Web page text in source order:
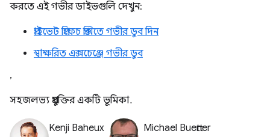
করতে এই গভীর ডাইভগুলি দেখুন:
প্রাইভেট প্রিফেচ প্রক্সিতে গভীর ডুব দিন
স্বাক্ষরিত এক্সচেঞ্জে গভীর ডুব
,
সহজলভ্য প্রযুক্তির একটি ভূমিকা.
Kenji Baheux Michael Buettner